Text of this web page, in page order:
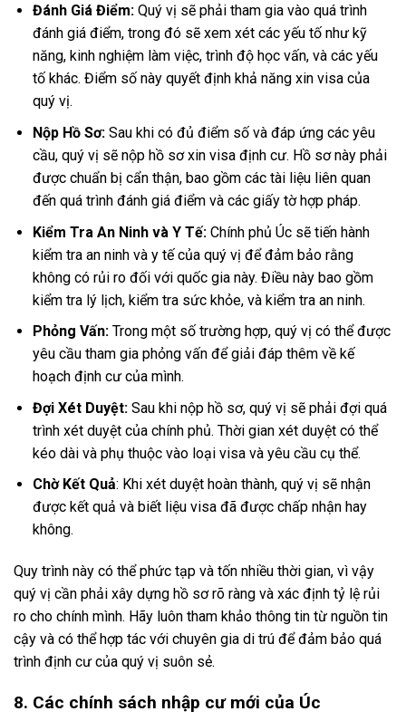
Đánh Giá Điểm:Quý vị sẽ phải tham gia vào quá trình
đánh giá điểm, trong đó sẽ xem xét các yếu tố như kỹ
năng, kinh nghiệm làm việc, trình độ học vấn, và các yếu
tố khác. Điểm số này quyết định khả năng xin visa của
quý vị.
Nộp Hồ Sơ:Sau khi có đủ điểm số và đáp ứng các yêu
cầu, quý vị sẽ nộp hồ sơ xin visa định cư. Hồ sơ này phải
được chuẩn bị cẩn thận, bao gồm các tài liệu liên quan
đến quá trình đánh giá điểm và các giấy tờ hợp pháp.
Kiểm Tra An Ninh và Y Tế:Chính phủ Úc sẽ tiến hành
kiểm tra an ninh và y tế của quý vị để đảm bảo rằng
không có rủi ro đối với quốc gia này. Điều này bao gồm
kiểm tra lý lịch, kiểm tra sức khỏe, và kiểm tra an ninh.
Phỏng Vấn:Trong một số trường hợp, quý vị có thể được
yêu cầu tham gia phỏng vấn để giải đáp thêm về kế
hoạch định cư của mình.
Đợi Xét Duyệt:Sau khi nộp hồ sơ, quý vị sẽ phải đợi quá
trình xét duyệt của chính phủ. Thời gian xét duyệt có thể
kéo dài và phụ thuộc vào loại visa và yêu cầu cụ thể.
Chờ Kết Quả: Khi xét duyệt hoàn thành, quý vị sẽ nhận
được kết quả và biết liệu visa đã được chấp nhận hay
không.
Quy trình này có thể phức tạp và tốn nhiều thời gian, vì vậy
quý vị cần phải xây dựng hồ sơ rõ ràng và xác định tỷ lệ rủi
ro cho chính mình. Hãy luôn tham khảo thông tin từ nguồn tin
cậy và có thể hợp tác với chuyên gia di trú để đảm bảo quá
trình định cư của quý vị suôn sẻ.
8. Các chính sách nhập cư mới của Úc